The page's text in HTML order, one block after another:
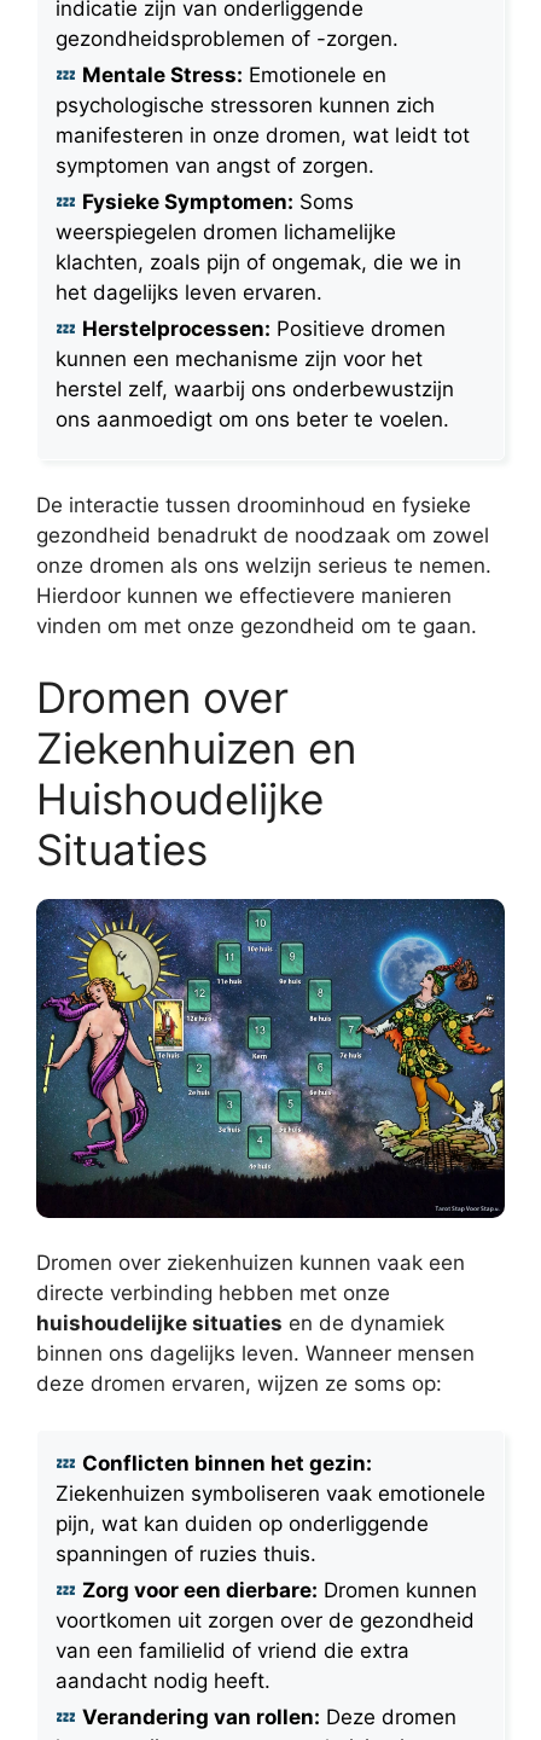
indicatie zijn van onderliggende
gezondheidsproblemen of -zorgen.
Mentale Stress: Emotionele en
psychologische stressoren kunnen zich
manifesteren in onze dromen, wat leidt tot
symptomen van angst of zorgen.
Fysieke Symptomen: Soms
weerspiegelen dromen lichamelijke
klachten, zoals pijn of ongemak, die we in
het dagelijks leven ervaren.
Herstelprocessen: Positieve dromen
kunnen een mechanisme zijn voor het
herstel zelf, waarbij ons onderbewustzijn
ons aanmoedigt om ons beter te voelen.
De interactie tussen droominhoud en fysieke
gezondheid benadrukt de noodzaak om zowel
onze dromen als ons welzijn serieus te nemen.
Hierdoor kunnen we effectievere manieren
vinden om met onze gezondheid om te gaan.
Dromen over
Ziekenhuizen en
Huishoudelijke
Situaties
Dromen over ziekenhuizen kunnen vaak een
directe verbinding hebben met onze
huishoudelijke situaties en de dynamiek
binnen ons dagelijks leven. Wanneer mensen
deze dromen ervaren, wijzen ze soms op:
Conflicten binnen het gezin:
Ziekenhuizen symboliseren vaak emotionele
pijn, wat kan duiden op onderliggende
spanningen of ruzies thuis.
Zorg voor een dierbare: Dromen kunnen
voortkomen uit zorgen over de gezondheid
van een familielid of vriend die extra
aandacht nodig heeft.
Verandering van rollen: Deze dromen